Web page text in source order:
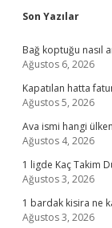
Son Yazılar
Bağ koptuğu nasıl
Ağustos 6, 2026
Kapatılan hatta
Ağustos 5, 2026
Ava ismi hangi
Ağustos 4, 2026
1 ligde Kaç Takim
Ağustos 3, 2026
1 bardak kisira ne
Ağustos 3, 2026